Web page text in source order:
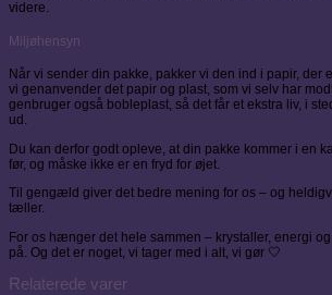
videre.
Miljøhensyn
Når vi sender din pakke, pakker vi den ind i papir, der
vi genanvender det papir og plast, som vi selv har
genbruger også bobleplast, så det får et ekstra liv, i
ud.
Du kan derfor godt opleve, at din pakke kommer i en
før, og måske ikke er en fryd for øjet.
Til gengæld giver det bedre mening for os – og
tæller.
For os hænger det hele sammen – krystaller, energi
på. Og det er noget, vi tager med i alt, vi gør 🤍
Relaterede varer